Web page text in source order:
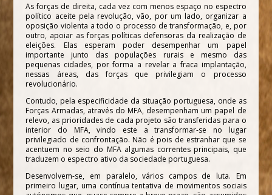
As forças de direita, cada vez com menos espaço no espectro
político aceite pela revolução, vão, por um lado, organizar a
oposição violenta a todo o processo de transformação, e, por
outro, apoiar as forças políticas defensoras da realização de
eleições. Elas esperam poder desempenhar um papel
importante junto das populações rurais e mesmo das
pequenas cidades, por forma a revelar a fraca implantação,
nessas áreas, das forças que privilegiam o processo
revolucionário.
Contudo, pela especificidade da situação portuguesa, onde as
Forças Armadas, através do MFA, desempenham um papel de
relevo, as prioridades de cada projeto são transferidas para o
interior do MFA, vindo este a transformar-se no lugar
privilegiado de confrontação. Não é pois de estranhar que se
acentuem no seio do MFA algumas correntes principais, que
traduzem o espectro ativo da sociedade portuguesa.
Desenvolvem-se, em paralelo, vários campos de luta. Em
primeiro lugar, uma contínua tentativa de movimentos sociais